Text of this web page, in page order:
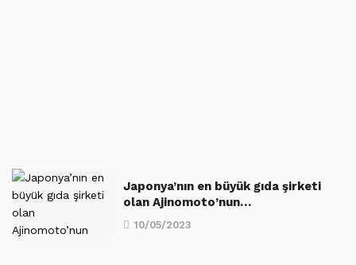
Japonya’nın en büyük gıda şirketi
olan Ajinomoto’nun…
10/05/2023